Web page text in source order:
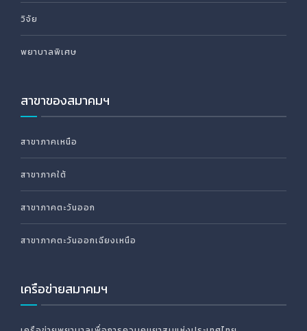
วิจัย
พยาบาลพิเศษ
สาขาของสมาคมฯ
สาขาภาคเหนือ
สาขาภาคใต้
สาขาภาคตะวันออก
สาขาภาคตะวันออกเฉียงเหนือ
เครือข่ายสมาคมฯ